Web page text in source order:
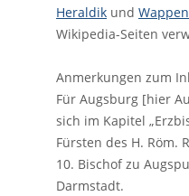
Heraldik und Wappen
Wikipedia-Seiten
Anmerkungen zum
Für Augsburg [hier
sich im Kapitel
Fürsten des H. Röm.
10. Bischof zu
Darmstadt.